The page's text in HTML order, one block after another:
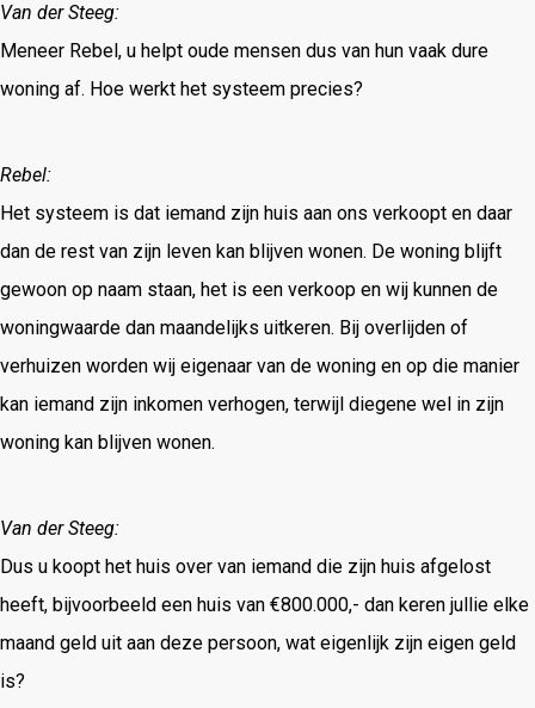
Van der Steeg:
Meneer Rebel, u helpt oude mensen dus van hun vaak dure
woning af. Hoe werkt het systeem precies?
Rebel:
Het systeem is dat iemand zijn huis aan ons verkoopt en daar
dan de rest van zijn leven kan blijven wonen. De woning blijft
gewoon op naam staan, het is een verkoop en wij kunnen de
woningwaarde dan maandelijks uitkeren. Bij overlijden of
verhuizen worden wij eigenaar van de woning en op die manier
kan iemand zijn inkomen verhogen, terwijl diegene wel in zijn
woning kan blijven wonen.
Van der Steeg:
Dus u koopt het huis over van iemand die zijn huis afgelost
heeft, bijvoorbeeld een huis van €800.000,- dan keren jullie elke
maand geld uit aan deze persoon, wat eigenlijk zijn eigen geld
is?